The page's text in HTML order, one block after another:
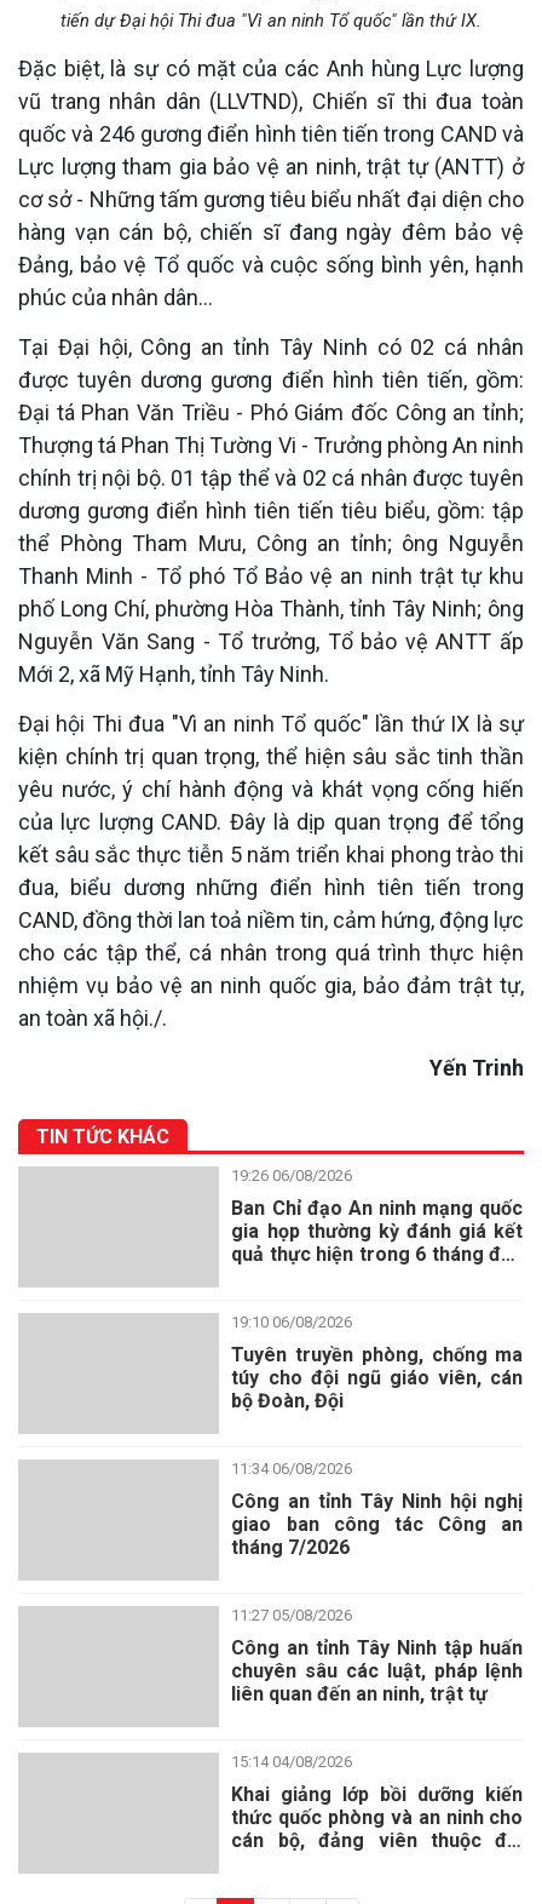
tiến dự Đại hội Thi đua "Vì an ninh Tổ quốc" lần thứ IX.
Đặc biệt, là sự có mặt của các Anh hùng Lực lượng
vũ trang nhân dân (LLVTND), Chiến sĩ thi đua toàn
quốc và 246 gương điển hình tiên tiến trong CAND và
Lực lượng tham gia bảo vệ an ninh, trật tự (ANTT) ở
cơ sở - Những tấm gương tiêu biểu nhất đại diện cho
hàng vạn cán bộ, chiến sĩ đang ngày đêm bảo vệ
Đảng, bảo vệ Tổ quốc và cuộc sống bình yên, hạnh
phúc của nhân dân...
Tại Đại hội, Công an tỉnh Tây Ninh có 02 cá nhân
được tuyên dương gương điển hình tiên tiến, gồm:
Đại tá Phan Văn Triều - Phó Giám đốc Công an tỉnh;
Thượng tá Phan Thị Tường Vi - Trưởng phòng An ninh
chính trị nội bộ. 01 tập thể và 02 cá nhân được tuyên
dương gương điển hình tiên tiến tiêu biểu, gồm: tập
thể Phòng Tham Mưu, Công an tỉnh; ông Nguyễn
Thanh Minh - Tổ phó Tổ Bảo vệ an ninh trật tự khu
phố Long Chí, phường Hòa Thành, tỉnh Tây Ninh; ông
Nguyễn Văn Sang - Tổ trưởng, Tổ bảo vệ ANTT ấp
Mới 2, xã Mỹ Hạnh, tỉnh Tây Ninh.
Đại hội Thi đua "Vì an ninh Tổ quốc" lần thứ IX là sự
kiện chính trị quan trọng, thể hiện sâu sắc tinh thần
yêu nước, ý chí hành động và khát vọng cống hiến
của lực lượng CAND. Đây là dịp quan trọng để tổng
kết sâu sắc thực tiễn 5 năm triển khai phong trào thi
đua, biểu dương những điển hình tiên tiến trong
CAND, đồng thời lan toả niềm tin, cảm hứng, động lực
cho các tập thể, cá nhân trong quá trình thực hiện
nhiệm vụ bảo vệ an ninh quốc gia, bảo đảm trật tự,
an toàn xã hội./.
Yến Trinh
TIN TỨC KHÁC
19:26 06/08/2026
Ban Chỉ đạo An ninh mạng quốc
gia họp thường kỳ đánh giá kết
quả thực hiện trong 6 tháng đầu
19:10 06/08/2026
Tuyên truyền phòng, chống ma
túy cho đội ngũ giáo viên, cán
bộ Đoàn, Đội
11:34 06/08/2026
Công an tỉnh Tây Ninh hội nghị
giao ban công tác Công an
tháng 7/2026
11:27 05/08/2026
Công an tỉnh Tây Ninh tập huấn
chuyên sâu các luật, pháp lệnh
liên quan đến an ninh, trật tự
15:14 04/08/2026
Khai giảng lớp bồi dưỡng kiến
thức quốc phòng và an ninh cho
cán bộ, đảng viên thuộc đối